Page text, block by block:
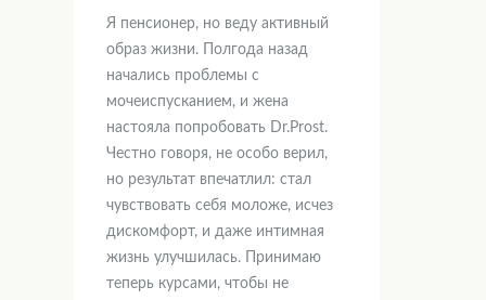
Я пенсионер, но веду активный
образ жизни. Полгода назад
начались проблемы с
мочеиспусканием, и жена
настояла попробовать Dr.Prost.
Честно говоря, не особо верил,
но результат впечатлил: стал
чувствовать себя моложе, исчез
дискомфорт, и даже интимная
жизнь улучшилась. Принимаю
теперь курсами, чтобы не